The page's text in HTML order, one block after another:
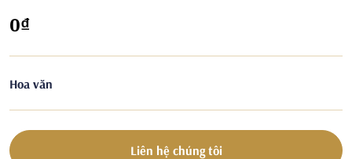
0₫
Hoa văn
Liên hệ chúng tôi